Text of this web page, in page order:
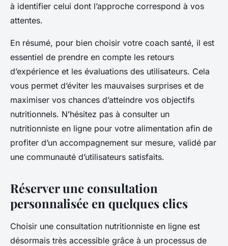
à identifier celui dont l’approche correspond à vos
attentes.
En résumé, pour bien choisir votre coach santé, il est
essentiel de prendre en compte les retours
d’expérience et les évaluations des utilisateurs. Cela
vous permet d’éviter les mauvaises surprises et de
maximiser vos chances d’atteindre vos objectifs
nutritionnels. N’hésitez pas à consulter un
nutritionniste en ligne pour votre alimentation afin de
profiter d’un accompagnement sur mesure, validé par
une communauté d’utilisateurs satisfaits.
Réserver une consultation
personnalisée en quelques clics
Choisir une consultation nutritionniste en ligne est
désormais très accessible grâce à un processus de